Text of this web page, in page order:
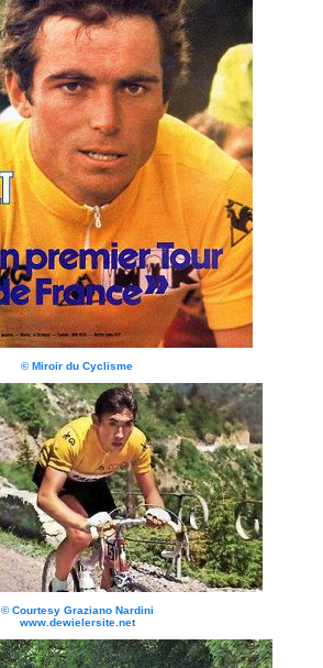
© Miroir du Cyclisme
© Courtesy Graziano Nardini
www.dewielersite.net